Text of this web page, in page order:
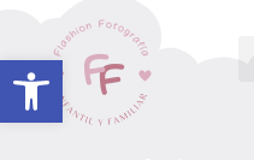
Abrir barra